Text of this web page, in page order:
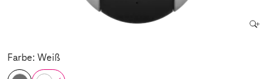
Farbe: Weiß